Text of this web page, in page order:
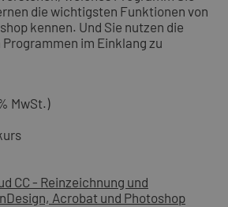
die wichtigsten Funktionen von
kennen. Und Sie nutzen die
im Einklang zu
MwSt.)
CC - Reinzeichnung und
Acrobat und Photoshop